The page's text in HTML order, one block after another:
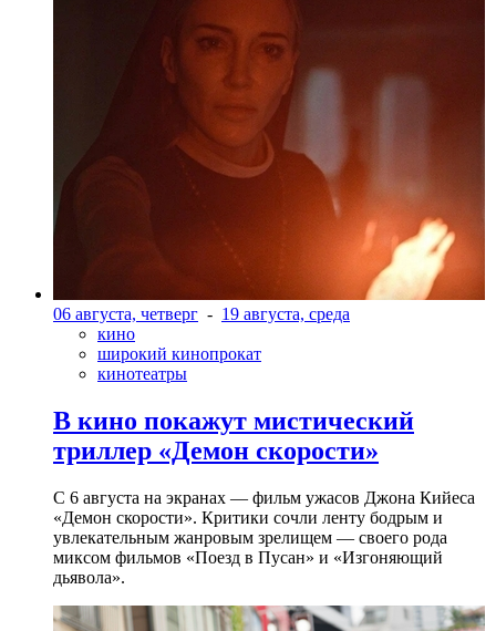
06 августа, четверг - 19 августа, среда
кино
широкий кинопрокат
кинотеатры
В кино покажут мистический
триллер «Демон скорости»
С 6 августа на экранах — фильм ужасов Джона Кийеса
«Демон скорости». Критики сочли ленту бодрым и
увлекательным жанровым зрелищeм — своего рода
миксом фильмов «Поезд в Пусан» и «Изгоняющий
дьявола».